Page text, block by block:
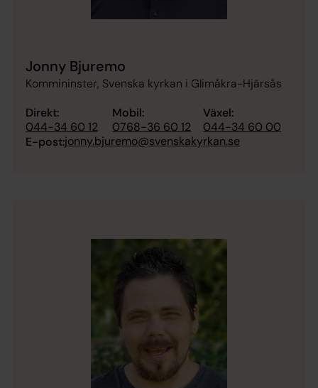
Jonny Bjuremo
Kommininster, Svenska kyrkan i Glimåkra-Hjärsås
Direkt:
044-34 60 12
Mobil:
0768-36 60 12
Växel:
044-34 60 00
E-post:jonny.bjuremo@svenskakyrkan.se